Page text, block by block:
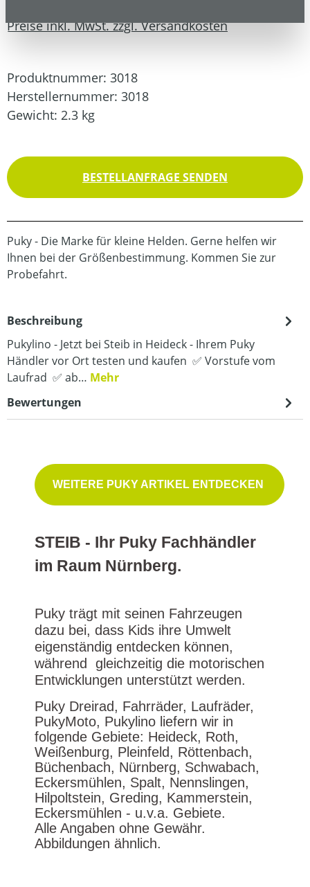
Preise inkl. MwSt. zzgl. Versandkosten
Produktnummer: 3018
Herstellernummer: 3018
Gewicht: 2.3 kg
BESTELLANFRAGE SENDEN
Puky - Die Marke für kleine Helden. Gerne helfen wir
Ihnen bei der Größenbestimmung. Kommen Sie zur
Probefahrt.
Beschreibung
Pukylino - Jetzt bei Steib in Heideck - Ihrem Puky
Händler vor Ort testen und kaufen ✅ Vorstufe vom
Laufrad ✅ ab… Mehr
Bewertungen
WEITERE PUKY ARTIKEL ENTDECKEN
STEIB - Ihr Puky Fachhändler
im Raum Nürnberg.
Puky trägt mit seinen Fahrzeugen
dazu bei, dass Kids ihre Umwelt
eigenständig entdecken können,
während gleichzeitig die motorischen
Entwicklungen unterstützt werden.
Puky Dreirad, Fahrräder, Laufräder,
PukyMoto, Pukylino liefern wir in
folgende Gebiete: Heideck, Roth,
Weißenburg, Pleinfeld, Röttenbach,
Büchenbach, Nürnberg, Schwabach,
Eckersmühlen, Spalt, Nennslingen,
Hilpoltstein, Greding, Kammerstein,
Eckersmühlen - u.v.a. Gebiete.
Alle Angaben ohne Gewähr.
Abbildungen ähnlich.